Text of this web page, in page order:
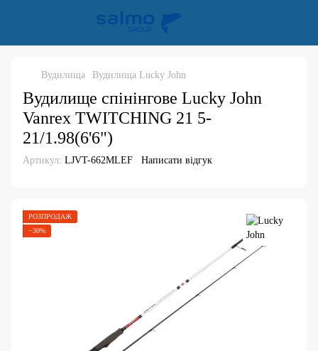
Вудилища Вудилища Lucky John
Вудилище спінінгове Lucky John
Vanrex TWITCHING 21 5-
21/1.98(6'6")
Артикул: LJVT-662MLEF Написати відгук
РОЗПРОДАЖ
−30%